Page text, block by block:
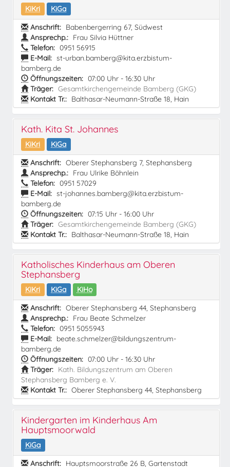
KiKri
KiGa
Anschrift: Babenbergerring 67, Südwest
Ansprechp.: Frau Silvia Hüttner
Telefon: 0951 56915
E-Mail: st-urban.bamberg@kita.erzbistum-
bamberg.de
Öffnungszeiten: 07:00 Uhr - 16:30 Uhr
Träger: Gesamtkirchengemeinde Bamberg (GKG)
Kontakt Tr.: Balthasar-Neumann-Straße 18, Hain
Kath. Kita St. Johannes
KiKri
KiGa
Anschrift: Oberer Stephansberg 7, Stephansberg
Ansprechp.: Frau Ulrike Böhnlein
Telefon: 0951 57029
E-Mail: st-johannes.bamberg@kita.erzbistum-
bamberg.de
Öffnungszeiten: 07:15 Uhr - 16:00 Uhr
Träger: Gesamtkirchengemeinde Bamberg (GKG)
Kontakt Tr.: Balthasar-Neumann-Straße 18, Hain
Katholisches Kinderhaus am Oberen
Stephansberg
KiKri KiGa
KiHo
Anschrift: Oberer Stephansberg 44, Stephansberg
Ansprechp.: Frau Beate Schmelzer
Telefon: 0951 5055943
E-Mail: beate.schmelzer@bildungszentrum-
bamberg.de
Öffnungszeiten: 07:00 Uhr - 16:30 Uhr
Träger: Kath. Bildungszentrum am Oberen
Stephansberg Bamberg e. V.
Kontakt Tr.: Oberer Stephansberg 44, Stephansberg
Kindergarten im Kinderhaus Am
Hauptsmoorwald
KiGa
Anschrift: Hauptsmoorstraße 26 B, Gartenstadt